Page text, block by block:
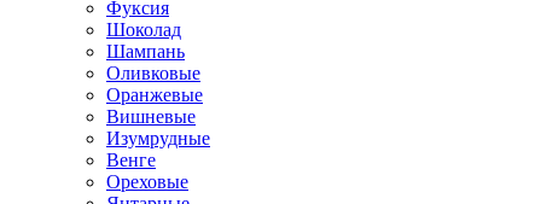
Фуксия
Шоколад
Шампань
Оливковые
Оранжевые
Вишневые
Изумрудные
Венге
Ореховые